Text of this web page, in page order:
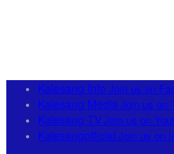
Kalesang Info Join us on
Kalesang Media Join us on
Kalesang TVJoin us on
Kalesangofficial Join us on